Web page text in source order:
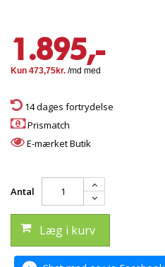
1.895,-
14 dages fortrydelse
Prismatch
E-mærket Butik
Antal
Læg i kurv